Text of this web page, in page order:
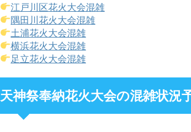
江戸川区花火大会混雑
隅田川花火大会混雑
土浦花火大会混雑
横浜花火大会混雑
足立花火大会混雑
天神祭奉納花火大会の混雑状況